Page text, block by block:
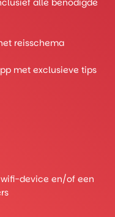
alle benodigde
reisschema
met exclusieve tips
wifi-device en/of een